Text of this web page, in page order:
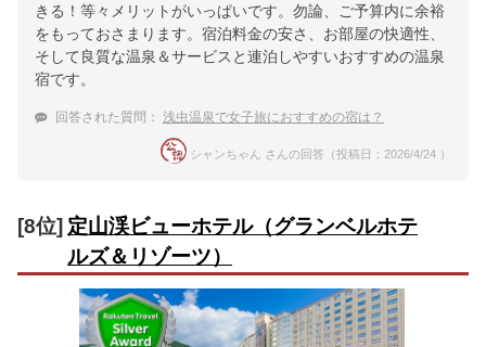
きる！等々メリットがいっぱいです。勿論、ご予算内に余裕
をもっておさまります。宿泊料金の安さ、お部屋の快適性、
そして良質な温泉＆サービスと連泊しやすいおすすめの温泉
宿です。
回答された質問： 浅虫温泉で女子旅におすすめの宿は？
シャンちゃん さんの回答（投稿日：2026/4/24 ）
[8位] 定山渓ビューホテル（グランベルホテ
ルズ＆リゾーツ）